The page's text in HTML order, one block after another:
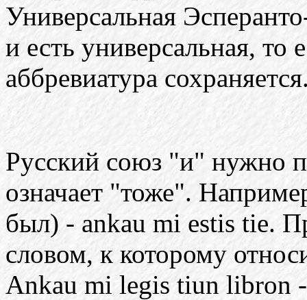
Универсальная
и есть универсальная, то
аббревиатура
Русский союз "и" нужно
означает "тоже".
был) - ankau mi estis tie.
словом, к которому
Ankau mi legis tiun libron